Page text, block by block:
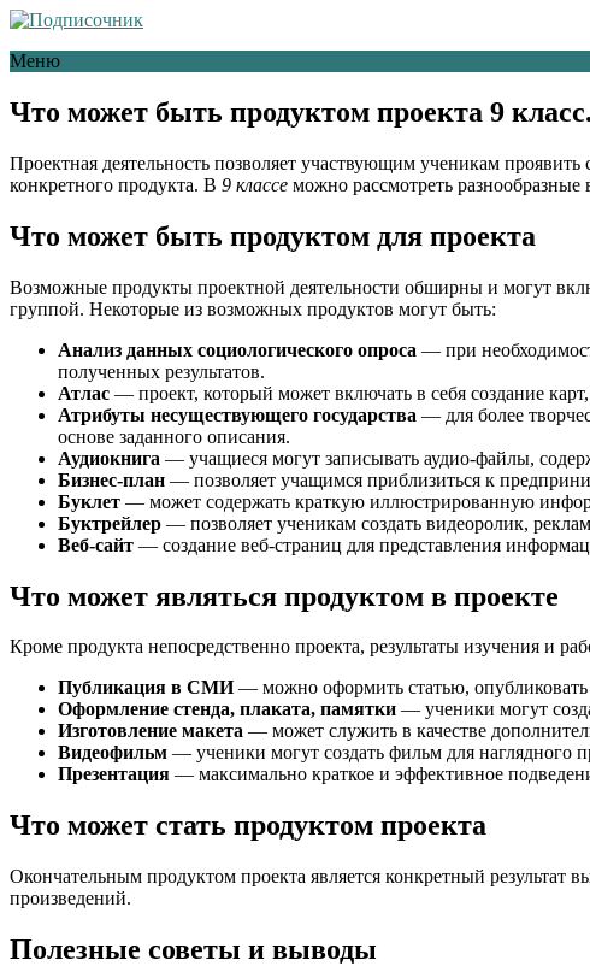
Меню
Что может быть продуктом проекта 9
Проектная деятельность позволяет участвующим ученикам
конкретного продукта. В 9 классе можно рассмотреть разнообразные
Что может быть продуктом для проекта
Возможные продукты проектной деятельности обширны и могут
группой. Некоторые из возможных продуктов могут быть:
Анализ данных социологического опроса — при
полученных результатов.
Атлас — проект, который может включать в себя создание
Атрибуты несуществующего государства — для более
основе заданного описания.
Аудиокнига — учащиеся могут записывать аудио-файлы,
Бизнес-план — позволяет учащимся приблизиться к
Буклет — может содержать краткую иллюстрированную
Буктрейлер — позволяет ученикам создать видеоролик,
Веб-сайт — создание веб-страниц для представления
Что может являться продуктом в проекте
Кроме продукта непосредственно проекта, результаты изучения и
Публикация в СМИ— можно оформить статью, опубликовать
Оформление стенда, плаката, памятки — ученики могут
Изготовление макета — может служить в качестве
Видеофильм — ученики могут создать фильм для наглядного
Презентация — максимально краткое и эффективное
Что может стать продуктом проекта
Окончательным продуктом проекта является конкретный результат
произведений.
Полезные советы и выводы